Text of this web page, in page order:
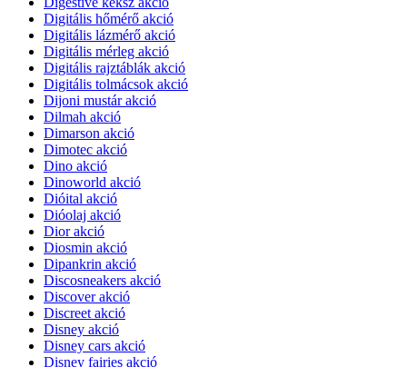
Digitális hőmérő akció
Digitális lázmérő akció
Digitális mérleg akció
Digitális rajztáblák akció
Digitális tolmácsok akció
Dijoni mustár akció
Dilmah akció
Dimarson akció
Dimotec akció
Dino akció
Dinoworld akció
Dióital akció
Dióolaj akció
Dior akció
Diosmin akció
Dipankrin akció
Discosneakers akció
Discover akció
Discreet akció
Disney akció
Disney cars akció
Disney fairies akció